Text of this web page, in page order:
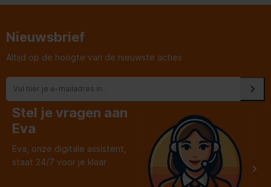
Nieuwsbrief
Altijd op de hoogte van de nieuwste acties
Stel je vragen aan
Eva
Eva, onze digitale assistent,
staat 24/7 voor je klaar